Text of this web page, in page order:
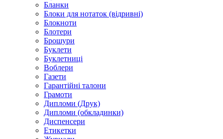
Бланки
Блоки для нотаток (відривні)
Блокноти
Блотери
Брошури
Буклети
Буклетниці
Воблери
Газети
Гарантійні талони
Грамоти
Дипломи (Друк)
Дипломи (обкладинки)
Диспенсери
Етикетки